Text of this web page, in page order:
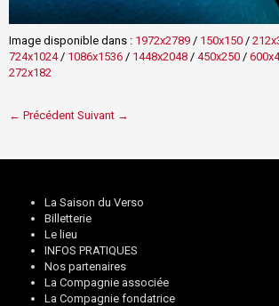
Image disponible dans : 1972x2789 / 150x150 /
724x1024/ 1086x1536 / 1448x2048 / 450x250 /
272x182
← Précédent Suivant →
La Saison du Verso
Billetterie
Le lieu
INFOS PRATIQUES
Nos partenaires
La Compagnie associée
La Compagnie fondatrice